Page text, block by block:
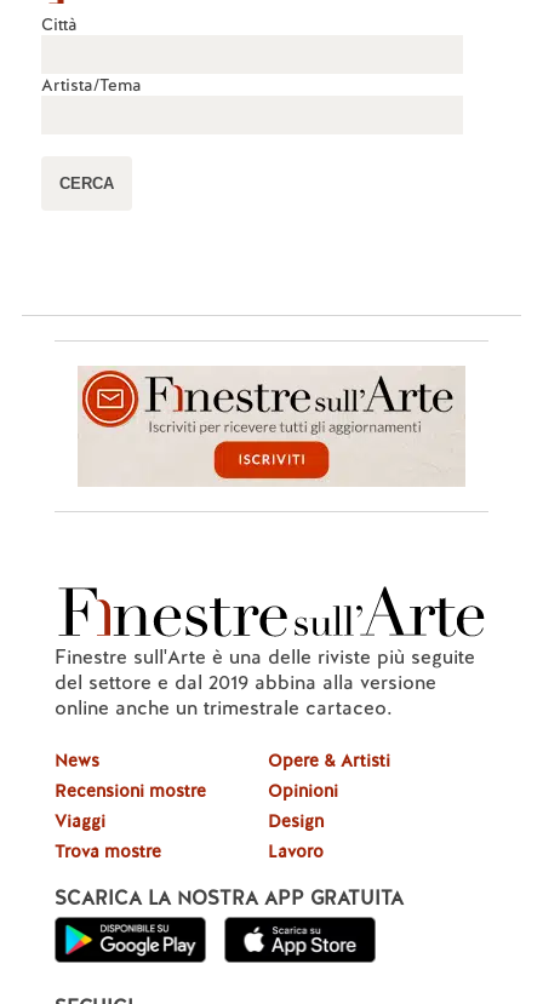
Città
Artista/Tema
Finestre sull'Arte è una delle riviste più seguite
del settore e dal 2019 abbina alla versione
online anche un trimestrale cartaceo.
News
Recensioni mostre
Viaggi
Trova mostre
Opere & Artisti
Opinioni
Design
Lavoro
SCARICA LA NOSTRA APP GRATUITA